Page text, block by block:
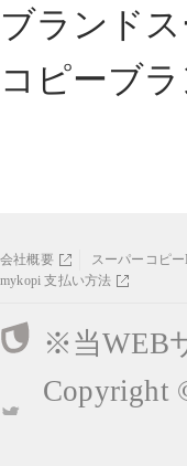
ブランド
コピーブ
会社概要 スーパーコピ
mykopi 支払い方法
※当WEB
Copyright